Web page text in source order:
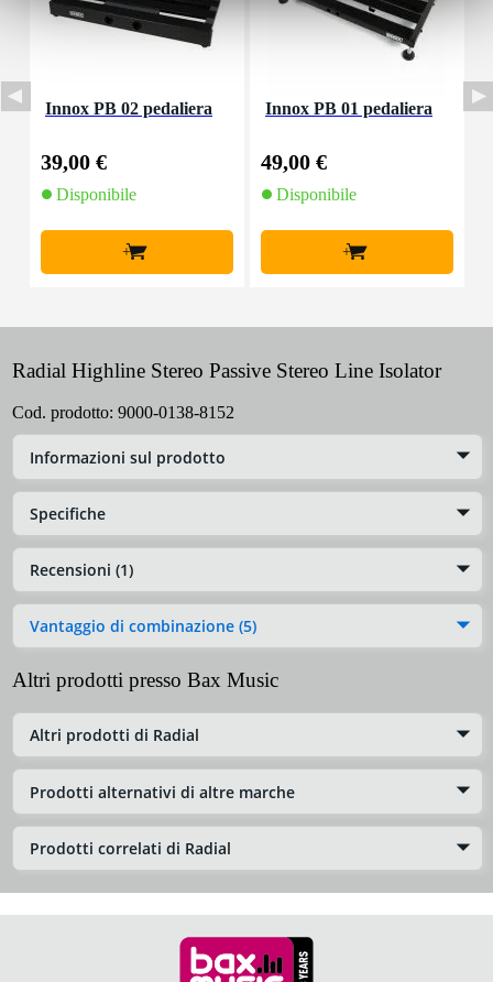
Innox PB 02 pedaliera
39,00 €
Disponibile
+
Innox PB 01 pedaliera
49,00 €
Disponibile
+
Radial Highline Stereo Passive Stereo Line Isolator
Cod. prodotto: 9000-0138-8152
Informazioni sul prodotto
Specifiche
Recensioni (1)
Vantaggio di combinazione (5)
Altri prodotti presso Bax Music
Altri prodotti di Radial
Prodotti alternativi di altre marche
Prodotti correlati di Radial